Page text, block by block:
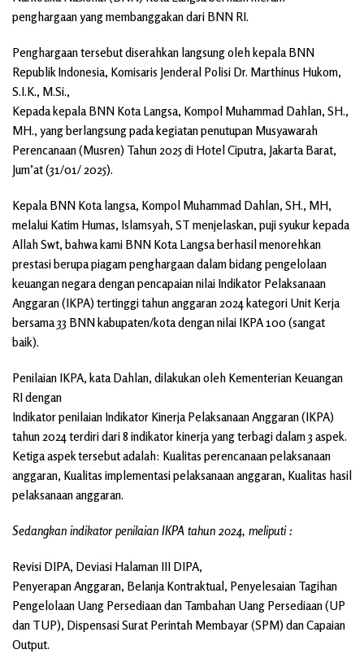
penghargaan yang membanggakan dari BNN RI.
Penghargaan tersebut diserahkan langsung oleh kepala BNN
Republik Indonesia, Komisaris Jenderal Polisi Dr. Marthinus Hukom,
S.I.K., M.Si.,
Kepada kepala BNN Kota Langsa, Kompol Muhammad Dahlan, SH.,
MH., yang berlangsung pada kegiatan penutupan Musyawarah
Perencanaan (Musren) Tahun 2025 di Hotel Ciputra, Jakarta Barat,
Jum’at (31/01/ 2025).
Kepala BNN Kota langsa, Kompol Muhammad Dahlan, SH., MH,
melalui Katim Humas, Islamsyah, ST menjelaskan, puji syukur kepada
Allah Swt, bahwa kami BNN Kota Langsa berhasil menorehkan
prestasi berupa piagam penghargaan dalam bidang pengelolaan
keuangan negara dengan pencapaian nilai Indikator Pelaksanaan
Anggaran (IKPA) tertinggi tahun anggaran 2024 kategori Unit Kerja
bersama 33 BNN kabupaten/kota dengan nilai IKPA 100 (sangat
baik).
Penilaian IKPA, kata Dahlan, dilakukan oleh Kementerian Keuangan
RI dengan
Indikator penilaian Indikator Kinerja Pelaksanaan Anggaran (IKPA)
tahun 2024 terdiri dari 8 indikator kinerja yang terbagi dalam 3 aspek.
Ketiga aspek tersebut adalah: Kualitas perencanaan pelaksanaan
anggaran, Kualitas implementasi pelaksanaan anggaran, Kualitas hasil
pelaksanaan anggaran.
Sedangkan indikator penilaian IKPA tahun 2024, meliputi :
Revisi DIPA, Deviasi Halaman III DIPA,
Penyerapan Anggaran, Belanja Kontraktual, Penyelesaian Tagihan
Pengelolaan Uang Persediaan dan Tambahan Uang Persediaan (UP
dan TUP), Dispensasi Surat Perintah Membayar (SPM) dan Capaian
Output.